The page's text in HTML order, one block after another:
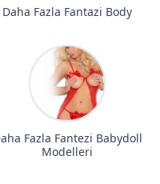
Daha Fazla Fantazi Body
Fazla Fantezi Babydoll
Modelleri